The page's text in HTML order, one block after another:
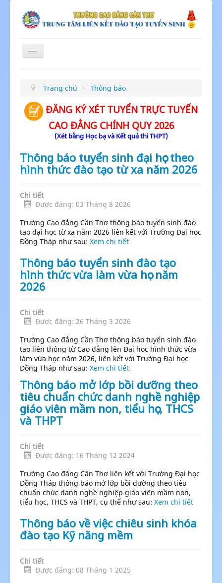
Toggle
Trang chủ > Thông báo
ĐĂNG KÝ XÉT TUYỂN TRỰC TUYẾN
CAO ĐẲNG CHÍNH QUY 2026
(Xét bằng Học bạ và Kết quả thi THPT)
Thông báo tuyển sinh đại học theo
hình thức đào tạo từ xa năm 2026
Chi tiết
Được đăng: 03 Tháng 8 2026
Trường Cao đẳng Cần Thơ thông báo tuyển sinh đào
tạo đại học từ xa năm 2026 liên kết với Trường Đại học
Đồng Tháp như sau: Xem chi tiết
Thông báo tuyển sinh đào tạo
hình thức vừa làm vừa học năm
2026
Chi tiết
Được đăng: 26 Tháng 3 2026
Trường Cao đẳng Cần Thơ thông báo tuyển sinh đào
tạo liên thông từ Cao đẳng lên Đại học hình thức vừa
làm vừa học năm 2026, liên kết với Trường Đại học
Đồng Tháp như sau: Xem chi tiết
Thông báo mở lớp bồi dưỡng theo
tiêu chuẩn chức danh nghề nghiệp
giáo viên mầm non, tiểu học, THCS
và THPT
Chi tiết
Được đăng: 16 Tháng 12 2024
Trường Cao đăng Cân Thơ liên kết với Trường Đại học
Đồng Tháp thông báo mở lớp bồi dưỡng theo tiêu
chuẩn chức danh nghề nghiệp giáo viên mầm non,
tiểu học, THCS và THPT, cụ thể như sau: Xem chi tiết
Thông báo về việc chiêu sinh khóa
đào tạo Kỹ năng mềm
Chi tiết
Được đăng: 08 Tháng 1 2025